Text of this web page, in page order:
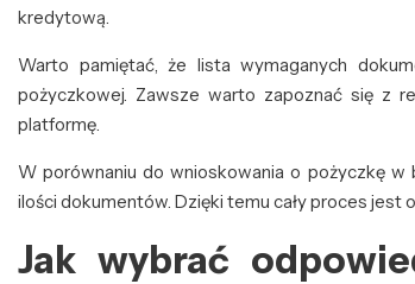
kredytową.
Warto pamiętać, że lista wymaganych
pożyczkowej. Zawsze warto zapoznać się z
platformę.
W porównaniu do wnioskowania o pożyczkę w
ilości dokumentów. Dzięki temu cały proces jest
Jak wybrać